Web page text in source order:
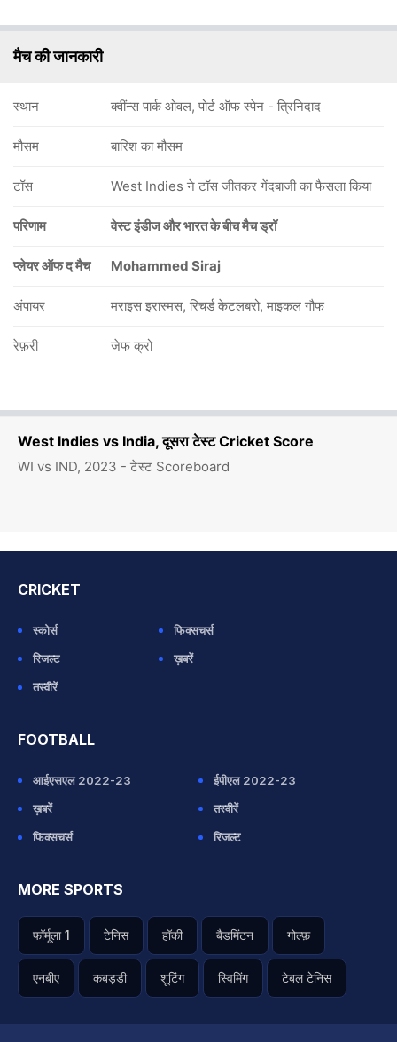
West Indies vs India, दूसरा टेस्ट Cricket Score
WI vs IND, 2023 - टेस्ट Scoreboard
मैच की जानकारी
स्थान क्वींन्स पार्क ओवल, पोर्ट ऑफ स्पेन - त्रिनिदाद
मौसम बारिश का मौसम
टॉस West Indies ने टॉस जीतकर गेंदबाजी का फैसला किया
परिणाम वेस्ट इंडीज और भारत के बीच मैच ड्रॉ
प्लेयर ऑफ द मैच Mohammed Siraj
अंपायर मराइस इरास्मस, रिचर्ड केटलबरो, माइकल गौफ
रेफ़री जेफ क्रो
CRICKET
स्कोर्स
फिक्सचर्स
रिजल्ट
ख़बरें
तस्वीरें
FOOTBALL
आईएसएल 2022-23
ईपीएल 2022-23
ख़बरें
तस्वीरें
फिक्सचर्स
रिजल्ट
MORE SPORTS
फॉर्मूला 1 टेनिस हॉकी बैडमिंटन गोल्फ़
एनबीए कबड्डी शूटिंग स्विमिंग टेबल टेनिस